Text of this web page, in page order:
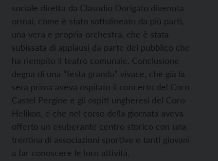
sociale diretta da Clasudio Dorigato divenuta
ormai, come è stato sottolineato da più parti,
una vera e propria orchestra, che è stata
subissata di applausi da parte del pubblico che
ha riempito il teatro comunale. Conclusione
degna di una “festa granda” vivace, che già la
sera prima aveva ospitato il concerto del Coro
Castel Pergine e gli ospiti ungheresi del Coro
Helikon, e che nel corso della giornata aveva
offerto un esuberante centro storico con una
trentina di associazioni sportive e tanti giovani
a far conoscere le loro attività.